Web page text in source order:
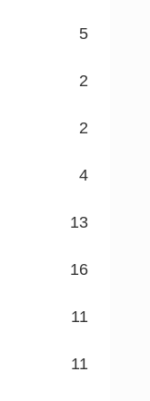
5
2
2
4
13
16
11
11